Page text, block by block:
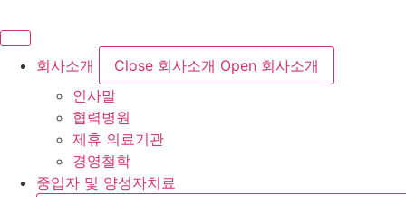
텐
회사소개 Close 회사소개 Open 회사소개
인사말
협력병원
제휴 의료기관
경영철학
중입자 및 양성자치료